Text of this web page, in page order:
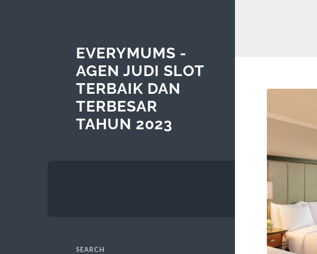
EVERYMUMS -
AGEN JUDI SLOT
TERBAIK DAN
TERBESAR
TAHUN 2023
SEARCH